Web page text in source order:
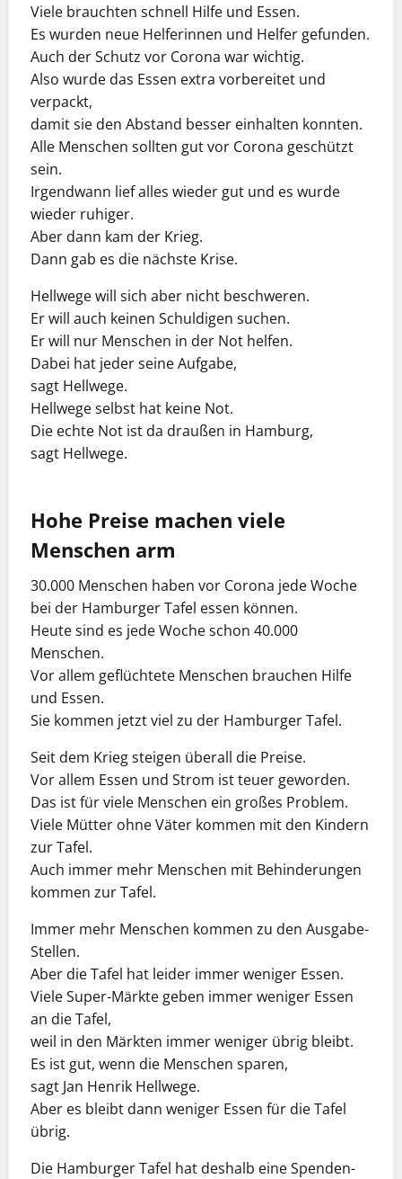
Viele brauchten schnell Hilfe und Essen.
Es wurden neue Helferinnen und Helfer gefunden.
Auch der Schutz vor Corona war wichtig.
Also wurde das Essen extra vorbereitet und
verpackt,
damit sie den Abstand besser einhalten konnten.
Alle Menschen sollten gut vor Corona geschützt
sein.
Irgendwann lief alles wieder gut und es wurde
wieder ruhiger.
Aber dann kam der Krieg.
Dann gab es die nächste Krise.
Hellwege will sich aber nicht beschweren.
Er will auch keinen Schuldigen suchen.
Er will nur Menschen in der Not helfen.
Dabei hat jeder seine Aufgabe,
sagt Hellwege.
Hellwege selbst hat keine Not.
Die echte Not ist da draußen in Hamburg,
sagt Hellwege.
Hohe Preise machen viele
Menschen arm
30.000 Menschen haben vor Corona jede Woche
bei der Hamburger Tafel essen können.
Heute sind es jede Woche schon 40.000
Menschen.
Vor allem geflüchtete Menschen brauchen Hilfe
und Essen.
Sie kommen jetzt viel zu der Hamburger Tafel.
Seit dem Krieg steigen überall die Preise.
Vor allem Essen und Strom ist teuer geworden.
Das ist für viele Menschen ein großes Problem.
Viele Mütter ohne Väter kommen mit den Kindern
zur Tafel.
Auch immer mehr Menschen mit Behinderungen
kommen zur Tafel.
Immer mehr Menschen kommen zu den Ausgabe-
Stellen.
Aber die Tafel hat leider immer weniger Essen.
Viele Super-Märkte geben immer weniger Essen
an die Tafel,
weil in den Märkten immer weniger übrig bleibt.
Es ist gut, wenn die Menschen sparen,
sagt Jan Henrik Hellwege.
Aber es bleibt dann weniger Essen für die Tafel
übrig.
Die Hamburger Tafel hat deshalb eine Spenden-